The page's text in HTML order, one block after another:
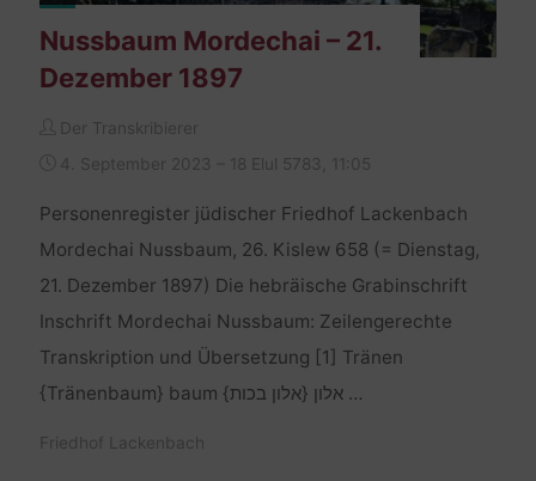
Nussbaum Mordechai – 21.
Dezember 1897
Der Transkribierer
4. September 2023 – 18 Elul 5783, 11:05
Personenregister jüdischer Friedhof Lackenbach
Mordechai Nussbaum, 26. Kislew 658 (= Dienstag,
21. Dezember 1897) Die hebräische Grabinschrift
Inschrift Mordechai Nussbaum: Zeilengerechte
Transkription und Übersetzung [1] Tränen
{Tränenbaum} baum אלון {אלון בכות} …
Friedhof Lackenbach